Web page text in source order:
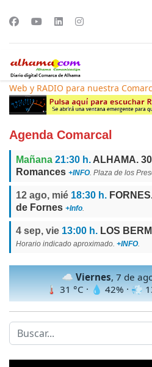
Web y RADIO para nuestra
Agenda Comarcal
Mañana 21:30 h. ALHAMA.
Romances +INFO. Plaza de los
12 ago, mié 18:30 h.
de Fornes +Info.
4 sep, vie 13:00 h. LOS
Horario indicado aproximado. +INFO.
☁️ Viernes, 7 de
🌡 31 °C · 💧 42% · 💨